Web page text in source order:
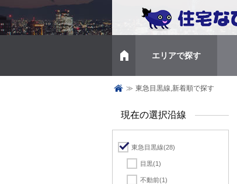
エリアで探す
トップページ
≫ 東急目黒線,新着順で探す
現在の選択沿線
東急目黒線(28)
目黒(1)
不動前(1)